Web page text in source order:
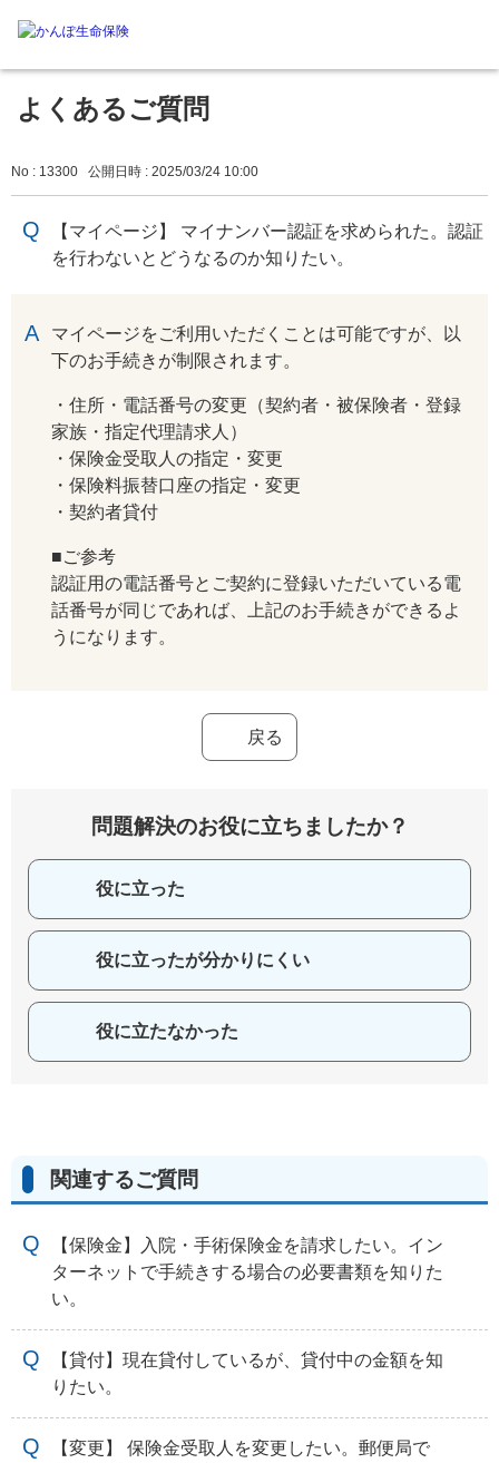
よくあるご質問
No : 13300 公開日時 : 2025/03/24 10:00
【マイページ】 マイナンバー認証を求められた。認証
を行わないとどうなるのか知りたい。
マイページをご利用いただくことは可能ですが、以
下のお手続きが制限されます。
・住所・電話番号の変更（契約者・被保険者・登録
家族・指定代理請求人）
・保険金受取人の指定・変更
・保険料振替口座の指定・変更
・契約者貸付
■ご参考
認証用の電話番号とご契約に登録いただいている電
話番号が同じであれば、上記のお手続きができるよ
うになります。
戻る
問題解決のお役に立ちましたか？
役に立った
役に立ったが分かりにくい
役に立たなかった
関連するご質問
【保険金】入院・手術保険金を請求したい。イン
ターネットで手続きする場合の必要書類を知りた
い。
【貸付】現在貸付しているが、貸付中の金額を知
りたい。
【変更】 保険金受取人を変更したい。郵便局で